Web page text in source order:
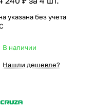
указана без учета
В наличии
Нашли дешевле?